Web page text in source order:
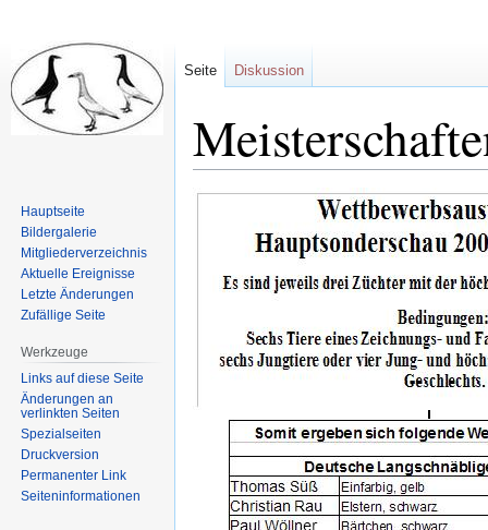
Zur
Zur
Seite Diskussion
Hauptseite
Bildergalerie
Mitgliederverzeichnis
Aktuelle Ereignisse
Letzte Änderungen
Zufällige Seite
Werkzeuge
Links auf diese Seite
Änderungen an
verlinkten Seiten
Spezialseiten
Druckversion
Permanenter Link
Seiten­informationen